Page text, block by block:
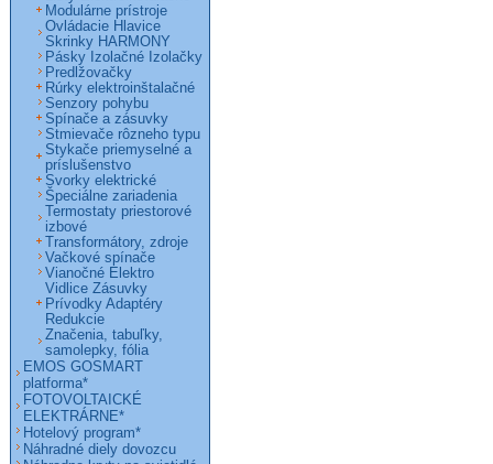
Modulárne prístroje
Ovládacie Hlavice
Skrinky HARMONY
Pásky Izolačné Izolačky
Predlžovačky
Rúrky elektroinštalačné
Senzory pohybu
Spínače a zásuvky
Stmievače rôzneho typu
Stykače priemyselné a
príslušenstvo
Svorky elektrické
Špeciálne zariadenia
Termostaty priestorové
izbové
Transformátory, zdroje
Vačkové spínače
Vianočné Elektro
Vidlice Zásuvky
Prívodky Adaptéry
Redukcie
Značenia, tabuľky,
samolepky, fólia
EMOS GOSMART
platforma*
FOTOVOLTAICKÉ
ELEKTRÁRNE*
Hotelový program*
Náhradné diely dovozcu